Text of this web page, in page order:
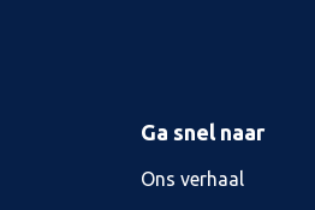
Ga snel naar
Ons verhaal